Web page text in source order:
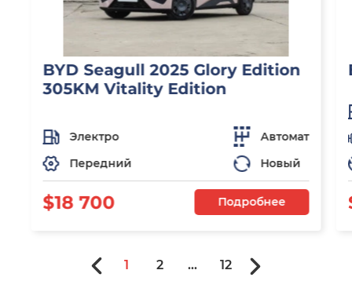
BYD Seagull 2025 Glory Edition
305KM Vitality Edition
Электро
Автомат
Передний
Новый
$18 700 Подробнее
1 2 ... 12